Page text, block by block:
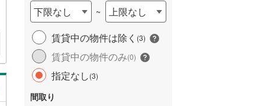
下限なし ~
上限なし
賃貸中の物件は除く (3)
賃貸中の物件のみ(0)
指定なし(3)
間取り